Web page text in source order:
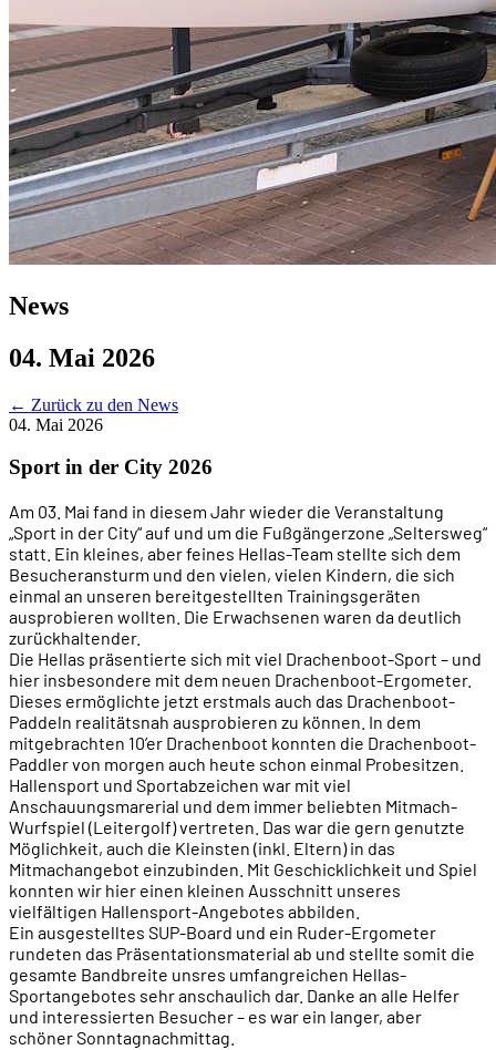
News
04. Mai 2026
← Zurück zu den News
04. Mai 2026
Sport in der City 2026
Am 03. Mai fand in diesem Jahr wieder die Veranstaltung
„Sport in der City“ auf und um die Fußgängerzone „Seltersweg“
statt. Ein kleines, aber feines Hellas-Team stellte sich dem
Besucheransturm und den vielen, vielen Kindern, die sich
einmal an unseren bereitgestellten Trainingsgeräten
ausprobieren wollten. Die Erwachsenen waren da deutlich
zurückhaltender.
Die Hellas präsentierte sich mit viel Drachenboot-Sport – und
hier insbesondere mit dem neuen Drachenboot-Ergometer.
Dieses ermöglichte jetzt erstmals auch das Drachenboot-
Paddeln realitätsnah ausprobieren zu können. In dem
mitgebrachten 10’er Drachenboot konnten die Drachenboot-
Paddler von morgen auch heute schon einmal Probesitzen.
Hallensport und Sportabzeichen war mit viel
Anschauungsmarerial und dem immer beliebten Mitmach-
Wurfspiel (Leitergolf) vertreten. Das war die gern genutzte
Möglichkeit, auch die Kleinsten (inkl. Eltern) in das
Mitmachangebot einzubinden. Mit Geschicklichkeit und Spiel
konnten wir hier einen kleinen Ausschnitt unseres
vielfältigen Hallensport-Angebotes abbilden.
Ein ausgestelltes SUP-Board und ein Ruder-Ergometer
rundeten das Präsentationsmaterial ab und stellte somit die
gesamte Bandbreite unsres umfangreichen Hellas-
Sportangebotes sehr anschaulich dar. Danke an alle Helfer
und interessierten Besucher – es war ein langer, aber
schöner Sonntagnachmittag.